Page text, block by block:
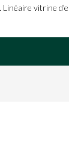
vitrine